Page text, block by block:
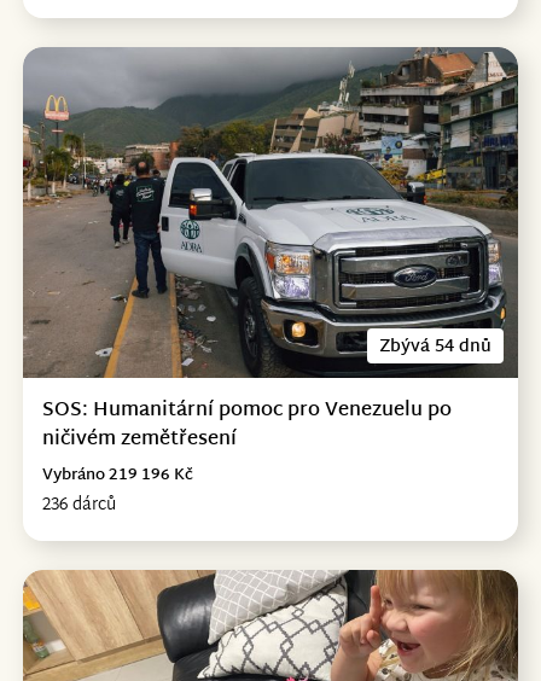
Zbývá 54 dnů
SOS: Humanitární pomoc pro Venezuelu po
ničivém zemětřesení
236 dárců
Vybráno 219 196 Kč